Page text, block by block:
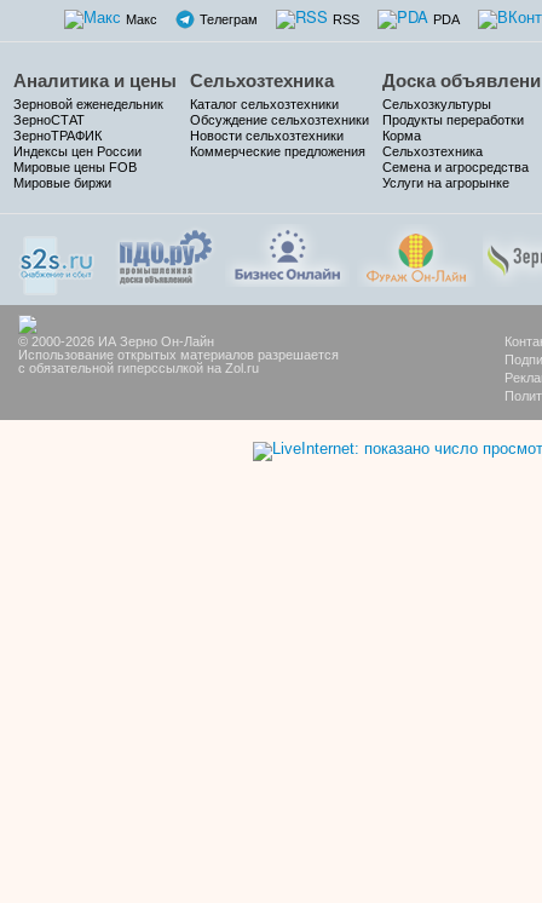
Макс Телеграм RSS PDA
Аналитика и цены
Зерновой еженедельник
ЗерноСТАТ
ЗерноТРАФИК
Индексы цен России
Мировые цены FOB
Мировые биржи
Сельхозтехника
Каталог сельхозтехники
Обсуждение сельхозтехники
Новости сельхозтехники
Коммерческие предложения
Доска
Сельхозкультуры
Продукты переработки
Корма
Сельхозтехника
Семена и агросредства
Услуги на агрорынке
© 2000-2026 ИА Зерно Он-Лайн
Использование открытых материалов разрешается
с обязательной гиперссылкой на Zol.ru